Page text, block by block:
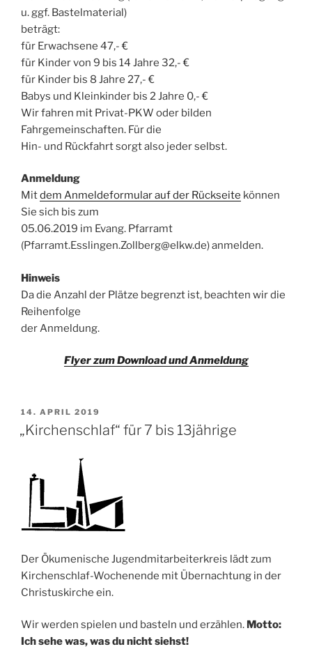
u. ggf. Bastelmaterial)
beträgt:
für Erwachsene 47,- €
für Kinder von 9 bis 14 Jahre 32,- €
für Kinder bis 8 Jahre 27,- €
Babys und Kleinkinder bis 2 Jahre 0,- €
Wir fahren mit Privat-PKW oder bilden
Fahrgemeinschaften. Für die
Hin- und Rückfahrt sorgt also jeder selbst.
Anmeldung
Mitdem Anmeldeformular auf der Rückseite können
Sie sich bis zum
05.06.2019 im Evang. Pfarramt
(Pfarramt.Esslingen.Zollberg@elkw.de) anmelden.
Hinweis
Da die Anzahl der Plätze begrenzt ist, beachten wir die
Reihenfolge
der Anmeldung.
Flyer zum Download und Anmeldung
VERÖFFENTLICHT
AM
14. APRIL 2019
„Kirchenschlaf“ für 7 bis 13jährige
Der Ökumenische Jugendmitarbeiterkreis lädt zum
Kirchenschlaf-Wochenende mit Übernachtung in der
Christuskirche ein.
Wir werden spielen und basteln und erzählen. Motto:
Ich sehe was, was du nicht siehst!